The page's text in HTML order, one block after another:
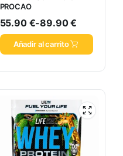
PROCAO
55.90 €-89.90€
Añadir al carrito